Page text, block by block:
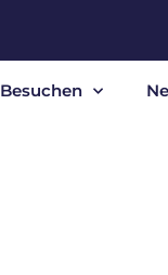
Besuchen